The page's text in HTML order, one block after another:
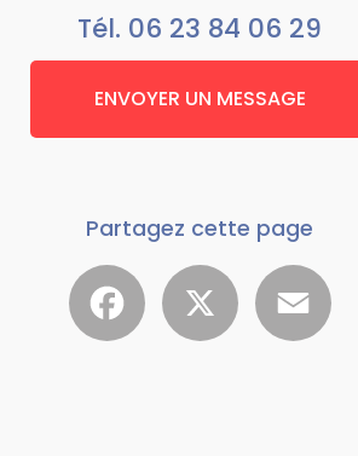
Tél. 06 23 84 06 29
ENVOYER UN MESSAGE
Partagez cette page
Facebook